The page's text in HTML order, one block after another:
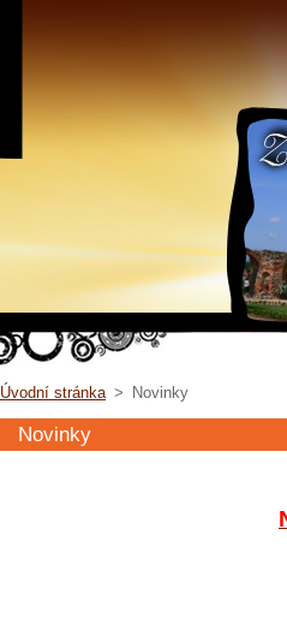
Úvodní stránka > Novinky
Novinky